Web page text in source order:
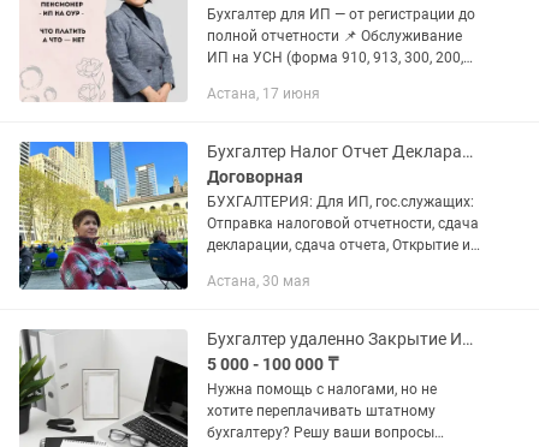
Бухгалтер для ИП — от регистрации до
полной отчетности 📌 Обслуживание
ИП на УСН (форма 910, 913, 300, 200,
📈 Расчет ИПН, ОПВ, СО, ОСМС — без
Астана, 17 июня
Бухгалтер Налог Отчет Декларация АВР ЭСФ Счет Госреестр Закр Арест Лицензии
Договорная
БУХГАЛТЕРИЯ: Для ИП, гос.служащих:
Отправка налоговой отчетности, сдача
декларации, сдача отчета, Открытие и
(касса) регистрация, закрытие, снятие с
Астана, 30 мая
Бухгалтер удаленно Закрытие ИП/ТОО, Налоги, ЭСФ и АВР. Весь Казахстан!
5 000 - 100 000 ₸
Нужна помощь с налогами, но не
хотите переплачивать штатному
бухгалтеру? Решу ваши вопросы